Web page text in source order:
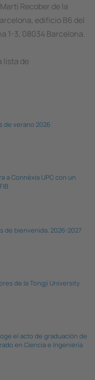
Recober de la
edificio B6 del
1-3, 08034 Barcelona.
lista de
de verano 2026
a Connèxia UPC con un
de bienvenida, 2026-2027
de la Tongji University
el acto de graduación de
en Ciencia e Ingeniería